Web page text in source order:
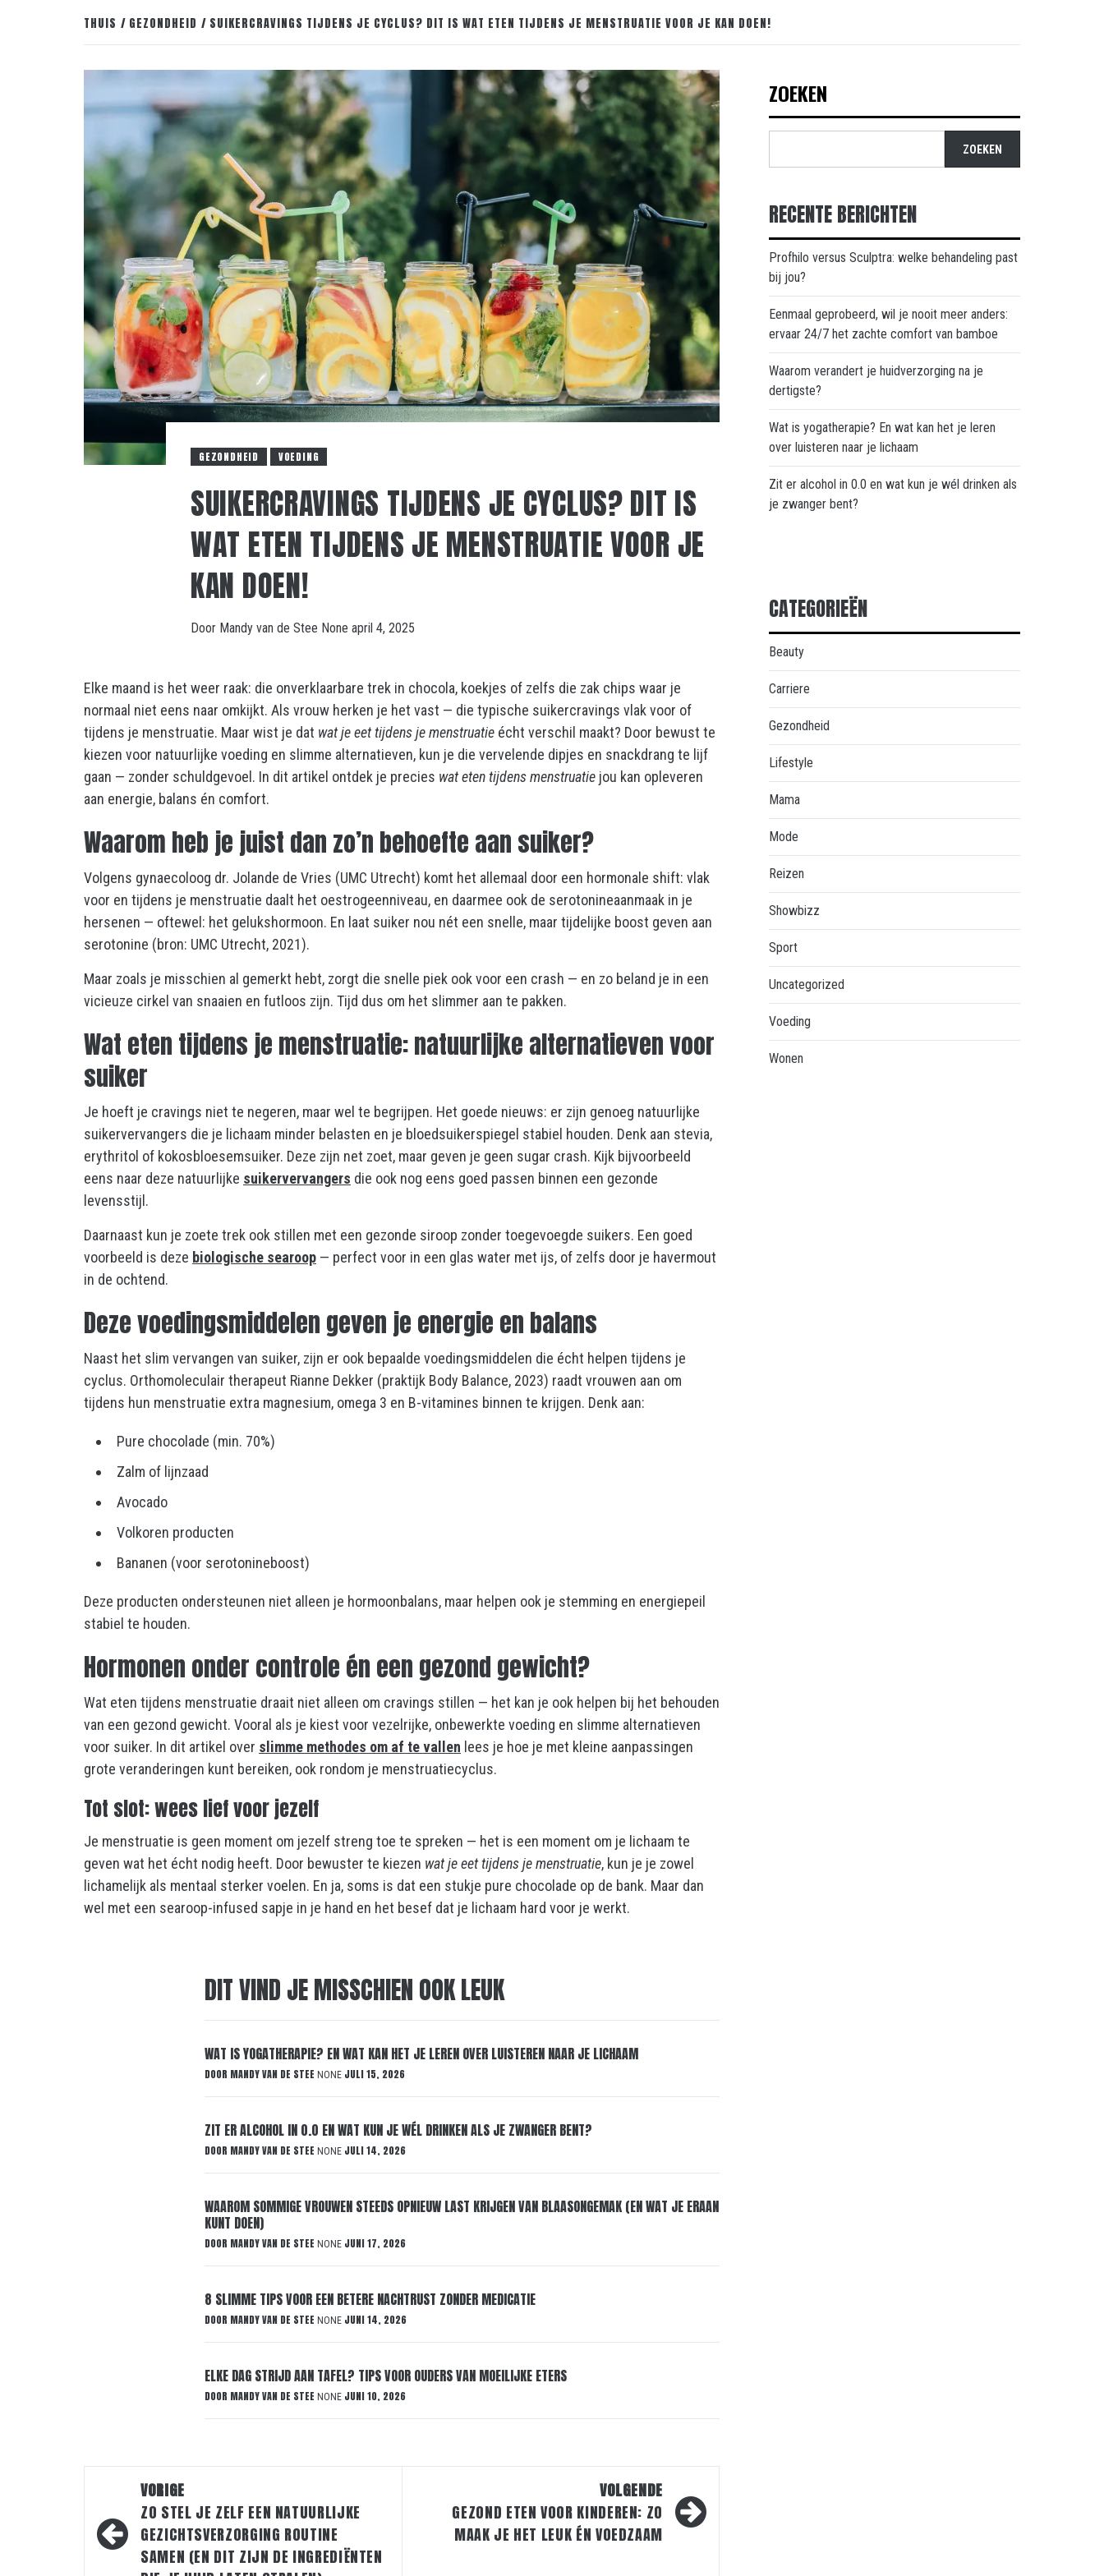
THUIS GEZONDHEID SUIKERCRAVINGS TIJDENS JE CYCLUS? DIT IS WAT ETEN TIJDENS JE MENSTRUATIE VOOR JE KAN DOEN!
GEZONDHEID VOEDING
SUIKERCRAVINGS TIJDENS JE CYCLUS? DIT IS
WAT ETEN TIJDENS JE MENSTRUATIE VOOR JE
KAN DOEN!
Door Mandy van de Stee None april 4, 2025
Elke maand is het weer raak: die onverklaarbare trek in chocola, koekjes of zelfs die zak chips waar je
normaal niet eens naar omkijkt. Als vrouw herken je het vast — die typische suikercravings vlak voor of
tijdens je menstruatie. Maar wist je dat wat je eet tijdens je menstruatie écht verschil maakt? Door bewust te
kiezen voor natuurlijke voeding en slimme alternatieven, kun je die vervelende dipjes en snackdrang te lijf
gaan — zonder schuldgevoel. In dit artikel ontdek je precies wat eten tijdens menstruatie jou kan opleveren
aan energie, balans én comfort.
Waarom heb je juist dan zo’n behoefte aan suiker?
Volgens gynaecoloog dr. Jolande de Vries (UMC Utrecht) komt het allemaal door een hormonale shift: vlak
voor en tijdens je menstruatie daalt het oestrogeenniveau, en daarmee ook de serotonineaanmaak in je
hersenen — oftewel: het gelukshormoon. En laat suiker nou nét een snelle, maar tijdelijke boost geven aan
serotonine (bron: UMC Utrecht, 2021).
Maar zoals je misschien al gemerkt hebt, zorgt die snelle piek ook voor een crash — en zo beland je in een
vicieuze cirkel van snaaien en futloos zijn. Tijd dus om het slimmer aan te pakken.
Wat eten tijdens je menstruatie: natuurlijke alternatieven voor
suiker
Je hoeft je cravings niet te negeren, maar wel te begrijpen. Het goede nieuws: er zijn genoeg natuurlijke
suikervervangers die je lichaam minder belasten en je bloedsuikerspiegel stabiel houden. Denk aan stevia,
erythritol of kokosbloesemsuiker. Deze zijn net zoet, maar geven je geen sugar crash. Kijk bijvoorbeeld
eens naar deze natuurlijke suikervervangers die ook nog eens goed passen binnen een gezonde
levensstijl.
Daarnaast kun je zoete trek ook stillen met een gezonde siroop zonder toegevoegde suikers. Een goed
voorbeeld is deze biologische searoop — perfect voor in een glas water met ijs, of zelfs door je havermout
in de ochtend.
Deze voedingsmiddelen geven je energie en balans
Naast het slim vervangen van suiker, zijn er ook bepaalde voedingsmiddelen die écht helpen tijdens je
cyclus. Orthomoleculair therapeut Rianne Dekker (praktijk Body Balance, 2023) raadt vrouwen aan om
tijdens hun menstruatie extra magnesium, omega 3 en B-vitamines binnen te krijgen. Denk aan:
Pure chocolade (min. 70%)
Zalm of lijnzaad
Avocado
Volkoren producten
Bananen (voor serotonineboost)
Deze producten ondersteunen niet alleen je hormoonbalans, maar helpen ook je stemming en energiepeil
stabiel te houden.
Hormonen onder controle én een gezond gewicht?
Wat eten tijdens menstruatie draait niet alleen om cravings stillen — het kan je ook helpen bij het behouden
van een gezond gewicht. Vooral als je kiest voor vezelrijke, onbewerkte voeding en slimme alternatieven
voor suiker. In dit artikel over slimme methodes om af te vallen lees je hoe je met kleine aanpassingen
grote veranderingen kunt bereiken, ook rondom je menstruatiecyclus.
Tot slot: wees lief voor jezelf
Je menstruatie is geen moment om jezelf streng toe te spreken — het is een moment om je lichaam te
geven wat het écht nodig heeft. Door bewuster te kiezen wat je eet tijdens je menstruatie, kun je je zowel
lichamelijk als mentaal sterker voelen. En ja, soms is dat een stukje pure chocolade op de bank. Maar dan
wel met een searoop-infused sapje in je hand en het besef dat je lichaam hard voor je werkt.
DIT VIND JE MISSCHIEN OOK LEUK
WAT IS YOGATHERAPIE? EN WAT KAN HET JE LEREN OVER LUISTEREN NAAR JE LICHAAM
DOOR MANDY VAN DE STEE NONE JULI 15, 2026
ZIT ER ALCOHOL IN 0.0 EN WAT KUN JE WÉL DRINKEN ALS JE ZWANGER BENT?
DOOR MANDY VAN DE STEE NONE JULI 14, 2026
WAAROM SOMMIGE VROUWEN STEEDS OPNIEUW LAST KRIJGEN VAN BLAASONGEMAK (EN WAT JE ERAAN
KUNT DOEN)
DOOR MANDY VAN DE STEE NONE JUNI 17, 2026
8 SLIMME TIPS VOOR EEN BETERE NACHTRUST ZONDER MEDICATIE
DOOR MANDY VAN DE STEE NONE JUNI 14, 2026
ELKE DAG STRIJD AAN TAFEL? TIPS VOOR OUDERS VAN MOEILIJKE ETERS
DOOR MANDY VAN DE STEE NONE JUNI 10, 2026
Bericht
navigatie
VORIGE
ZO STEL JE ZELF EEN NATUURLIJKE
GEZICHTSVERZORGING ROUTINE
SAMEN (EN DIT ZIJN DE INGREDIËNTEN
VOLGENDE
GEZOND ETEN VOOR KINDEREN: ZO
MAAK JE HET LEUK ÉN VOEDZAAM
ZOEKEN
ZOEKEN
RECENTE BERICHTEN
Profhilo versus Sculptra: welke behandeling past
bij jou?
Eenmaal geprobeerd, wil je nooit meer anders:
ervaar 24/7 het zachte comfort van bamboe
Waarom verandert je huidverzorging na je
dertigste?
Wat is yogatherapie? En wat kan het je leren
over luisteren naar je lichaam
Zit er alcohol in 0.0 en wat kun je wél drinken als
je zwanger bent?
CATEGORIEËN
Beauty
Carriere
Gezondheid
Lifestyle
Mama
Mode
Reizen
Showbizz
Sport
Uncategorized
Voeding
Wonen